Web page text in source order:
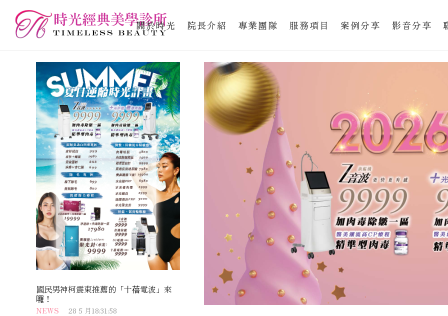
關於時光 院長介紹 專業團隊 服務項目 案例分享 影音分享
國民男神柯震東推薦的「十蓓電波」來
囉！
NEWS 28 5 月18:31:58